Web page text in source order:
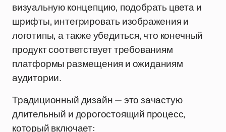
визуальную концепцию, подобрать цвета и
шрифты, интегрировать изображения и
логотипы, а также убедиться, что конечный
продукт соответствует требованиям
платформы размещения и ожиданиям
аудитории.
Традиционный дизайн — это зачастую
длительный и дорогостоящий процесс,
который включает: